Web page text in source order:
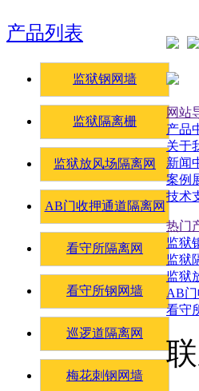
产品列表
监狱钢网墙
监狱隔离栅
监狱放风场隔离网
AB门收押通道隔离网
看守所隔离网
看守所钢网墙
巡逻道隔离网
梅花刺钢网墙
网站
产品
关于
新闻
案例
技术
热门
监狱
监狱
监狱
AB
看守